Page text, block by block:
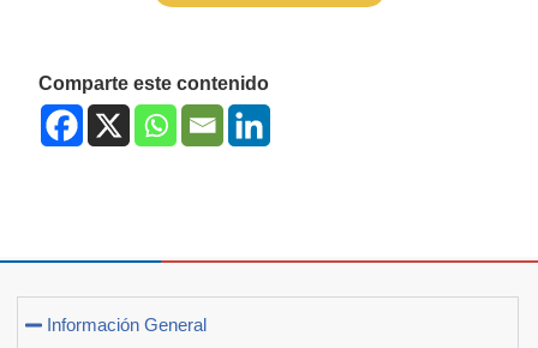
Comparte este contenido
Información General